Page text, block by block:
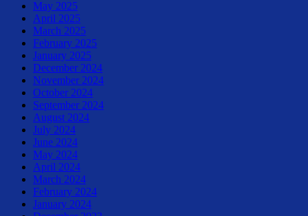
May 2025
April 2025
March 2025
February 2025
January 2025
December 2024
November 2024
October 2024
September 2024
August 2024
July 2024
June 2024
May 2024
April 2024
March 2024
February 2024
January 2024